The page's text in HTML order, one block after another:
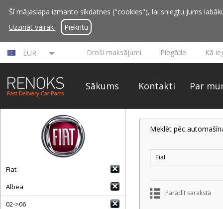
Šī mājaslapa izmanto sīkdatnes ("cookies"), lai sniegtu Jums
Uzzināt vairāk
Piekrītu
EUR Droši maksājumi Piegāde Kā
Sākums Kontakti Par
Fiat
Albea
02->06
Meklēt pēc
Parādīt sarakstā